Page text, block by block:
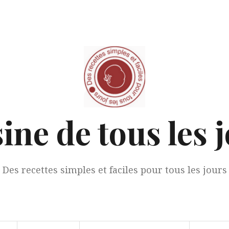
de tous les
Des recettes simples et faciles pour tous les jours